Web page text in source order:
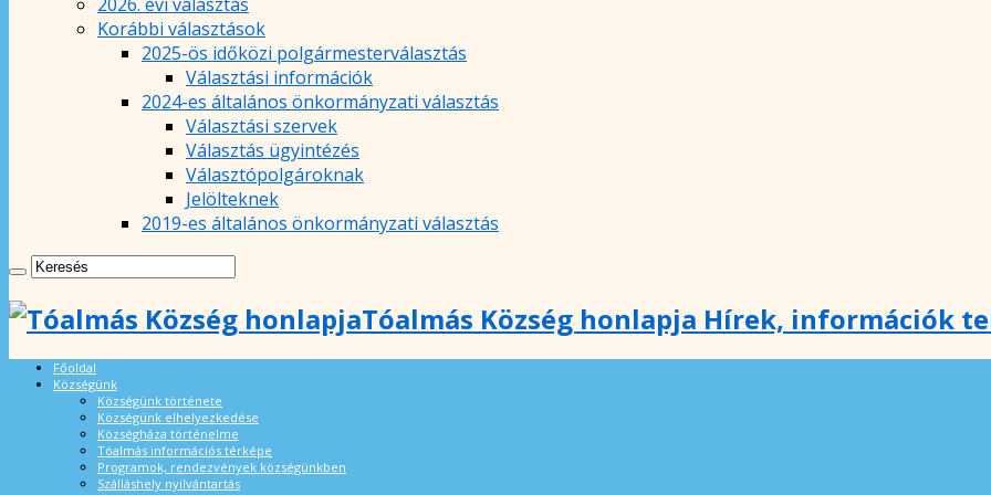
Korábbi választások
2025-ös időközi polgármesterválasztás
Választási információk
2024-es általános önkormányzati választás
Választási szervek
Választás ügyintézés
Választópolgároknak
Jelölteknek
2019-es általános önkormányzati választás
Tóalmás Község honlapja Hírek, információk
Főoldal
Községünk
Községünk története
Községünk elhelyezkedése
Községháza történelme
Tóalmás információs térképe
Programok, rendezvények községünkben
Szálláshely nyilvántartás